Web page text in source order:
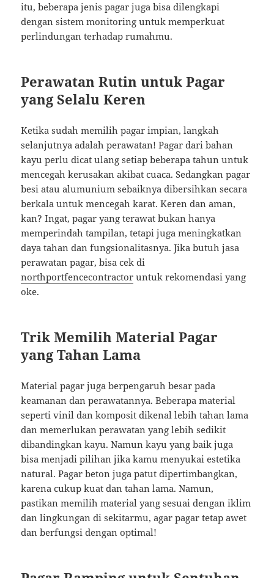
itu, beberapa jenis pagar juga bisa dilengkapi
dengan sistem monitoring untuk memperkuat
perlindungan terhadap rumahmu.
Perawatan Rutin untuk Pagar
yang Selalu Keren
Ketika sudah memilih pagar impian, langkah
selanjutnya adalah perawatan! Pagar dari bahan
kayu perlu dicat ulang setiap beberapa tahun untuk
mencegah kerusakan akibat cuaca. Sedangkan pagar
besi atau alumunium sebaiknya dibersihkan secara
berkala untuk mencegah karat. Keren dan aman,
kan? Ingat, pagar yang terawat bukan hanya
memperindah tampilan, tetapi juga meningkatkan
daya tahan dan fungsionalitasnya. Jika butuh jasa
perawatan pagar, bisa cek di
northportfencecontractor untuk rekomendasi yang
oke.
Trik Memilih Material Pagar
yang Tahan Lama
Material pagar juga berpengaruh besar pada
keamanan dan perawatannya. Beberapa material
seperti vinil dan komposit dikenal lebih tahan lama
dan memerlukan perawatan yang lebih sedikit
dibandingkan kayu. Namun kayu yang baik juga
bisa menjadi pilihan jika kamu menyukai estetika
natural. Pagar beton juga patut dipertimbangkan,
karena cukup kuat dan tahan lama. Namun,
pastikan memilih material yang sesuai dengan iklim
dan lingkungan di sekitarmu, agar pagar tetap awet
dan berfungsi dengan optimal!